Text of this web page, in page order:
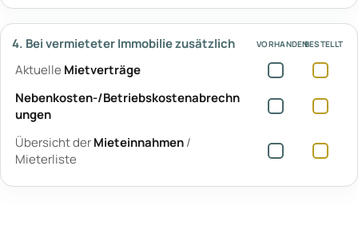
4. Bei vermieteter Immobilie zusätzlich VORHANDENBESTELLT
Aktuelle Mietverträge
Nebenkosten-/Betriebskostenabrechn
ungen
Übersicht derMieteinnahmen/
Mieterliste